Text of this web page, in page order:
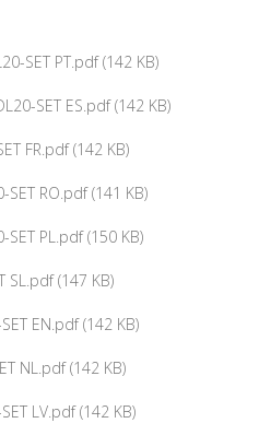
SET PT.pdf (142 KB)
SET ES.pdf (142 KB)
FR.pdf (142 KB)
RO.pdf (141 KB)
PL.pdf (150 KB)
SL.pdf (147 KB)
EN.pdf (142 KB)
NL.pdf (142 KB)
LV.pdf (142 KB)